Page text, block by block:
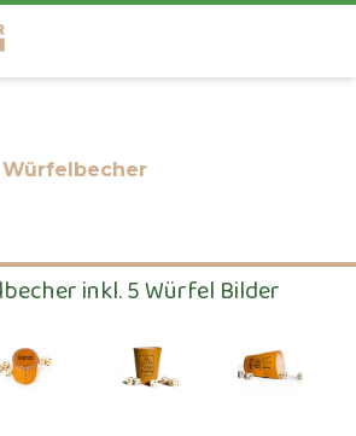
inkl. 5
inkl. 5 Würfel Bilder